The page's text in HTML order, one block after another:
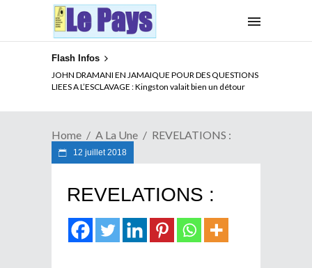
Flash Infos
JOHN DRAMANI EN JAMAIQUE POUR DES QUESTIONS
LIEES A L’ESCLAVAGE : Kingston valait bien un détour
ELECTION DE TALON A LA TETE DU SENAT BENINOIS :
Quand Patrice quitte le pouvoir sans partir !
Home A La Une REVELATIONS :
12 juillet 2018
REVELATIONS :